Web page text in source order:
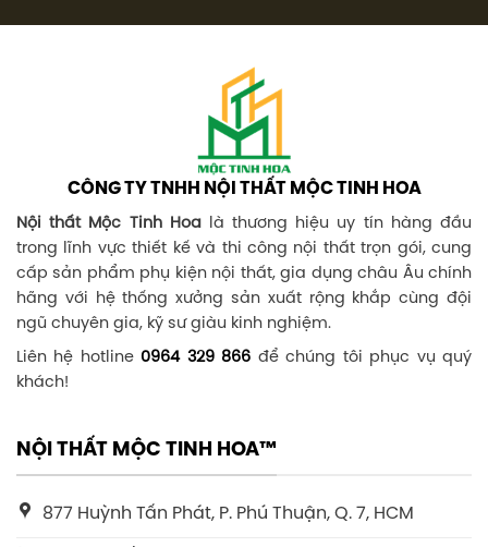
CÔNG TY TNHH NỘI THẤT MỘC TINH HOA
Nội thất Mộc Tinh Hoalà thương hiệu uy tín hàng đầu
trong lĩnh vực thiết kế và thi công nội thất trọn gói, cung
cấp sản phẩm phụ kiện nội thất, gia dụng châu Âu chính
hãng với hệ thống xưởng sản xuất rộng khắp cùng đội
ngũ chuyên gia, kỹ sư giàu kinh nghiệm.
Liên hệ hotline 0964 329 866 để chúng tôi phục vụ quý
khách!
NỘI THẤT MỘC TINH HOA™
877 Huỳnh Tấn Phát, P. Phú Thuận, Q. 7, HCM